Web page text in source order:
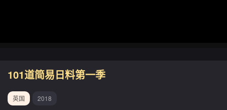
101道简易日料第一季
英国 2018